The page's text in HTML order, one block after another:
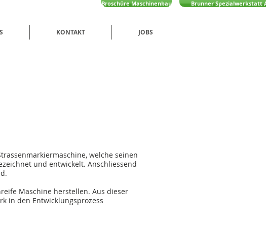
Broschüre Maschinenbau Brunner Spezialwerkstatt
KONTAKT JOBS
welche seinen
und entwickelt. Anschliessend
Maschine herstellen. Aus dieser
in den Entwicklungsprozess